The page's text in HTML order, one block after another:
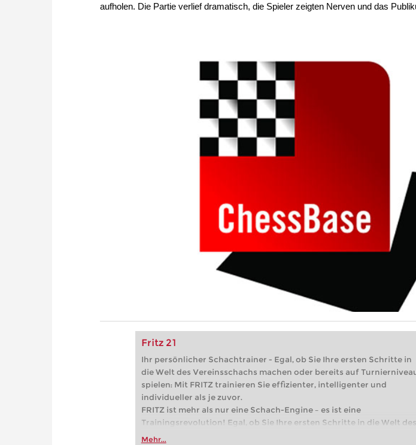
aufholen. Die Partie verlief dramatisch, die Spieler zeigten Nerven und das
Fritz 21
Ihr persönlicher Schachtrainer - Egal, ob Sie Ihre ersten Schritte in
die Welt des Vereinsschachs machen oder bereits auf
spielen: Mit FRITZ trainieren Sie effizienter, intelligenter und
individueller als je zuvor.
FRITZ ist mehr als nur eine Schach-Engine – es ist eine
Trainingsrevolution! Egal, ob Sie Ihre ersten Schritte in die Welt des
Vereinsschachs machen oder bereits auf Turnierniveau spielen: Mit
Mehr...